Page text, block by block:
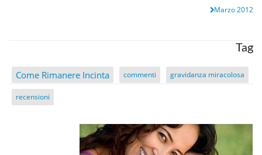
Marzo 2012
Tag
Come Rimanere Incinta commenti gravidanza miracolosa
recensioni